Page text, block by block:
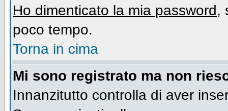
Ho dimenticato la mia password,
poco tempo.
Torna in cima
Mi sono registrato ma non
Innanzitutto controlla di aver